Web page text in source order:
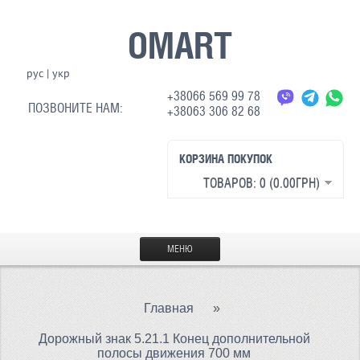
OMART
рус| укр
ПОЗВОНИТЕ НАМ:
+38066 569 99 78
+38063 306 82 68
КОРЗИНА ПОКУПОК
ТОВАРОВ: 0 (0.00ГРН)
МЕНЮ
МАТЕРИАЛЫ
СВЕТООТРАЖАЮЩАЯ ТКАНЬ
Главная »
Дорожный знак 5.21.1 Конец дополнительной
полосы движения 700 мм